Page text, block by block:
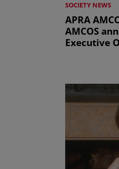
SOCIETY NEWS
APRA
AMCOS
Executive